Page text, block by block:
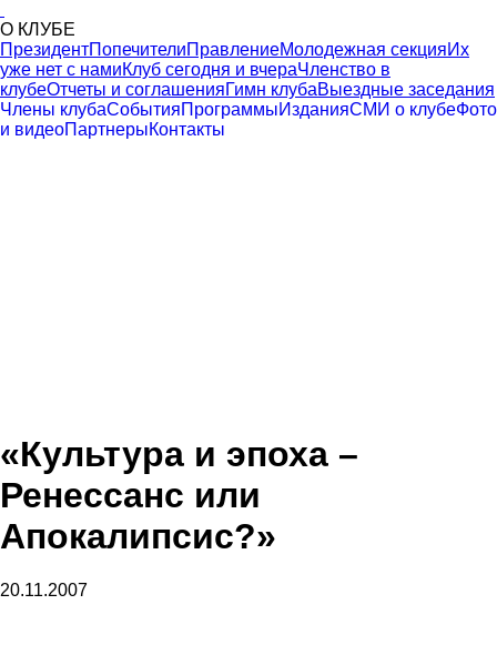
О КЛУБЕ
ПрезидентПопечителиПравлениеМолодежная секцияИх
уже нет с намиКлуб сегодня и вчераЧленство в
клубеОтчеты и соглашенияГимн клубаВыездные заседания
Члены клубаСобытияПрограммыИзданияСМИ о клубеФото
и видеоПартнерыКонтакты
«Культура и эпоха –
Ренессанс или
Апокалипсис?»
20.11.2007